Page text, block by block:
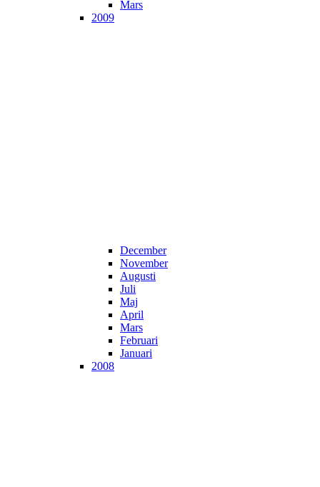
Mars
2009
December
November
Augusti
Juli
Maj
April
Mars
Februari
Januari
2008